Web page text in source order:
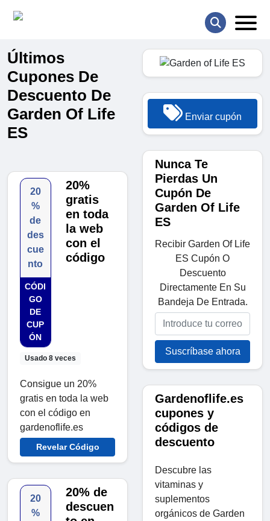
Últimos
Cupones De
Descuento De
Garden Of Life
ES
20
%
de
des
cue
nto
CÓDI
GO
DE
CUP
ÓN
Usado 8 veces
20%
gratis
en toda
la web
con el
código
Consigue un 20%
gratis en toda la web
con el código en
gardenoflife.es
Revelar Código
20
%
20% de
descuen
Enviar cupón
Nunca Te
Pierdas Un
Cupón De
Garden Of Life
ES
Recibir Garden Of Life
ES Cupón O
Descuento
Directamente En Su
Bandeja De Entrada.
Suscríbase ahora
Gardenoflife.es
cupones y
códigos de
descuento
Descubre las
vitaminas y
suplementos
orgánicos de Garden